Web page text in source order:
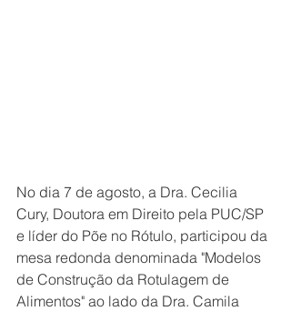
No dia 7 de agosto, a Dra. Cecilia
Cury, Doutora em Direito pela PUC/SP
e líder do Põe no Rótulo, participou da
mesa redonda denominada "Modelos
de Construção da Rotulagem de
Alimentos" ao lado da Dra. Camila